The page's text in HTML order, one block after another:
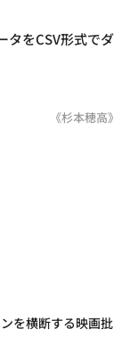
タをCSV形式でダ
《杉本穂高》
を横断する映画批